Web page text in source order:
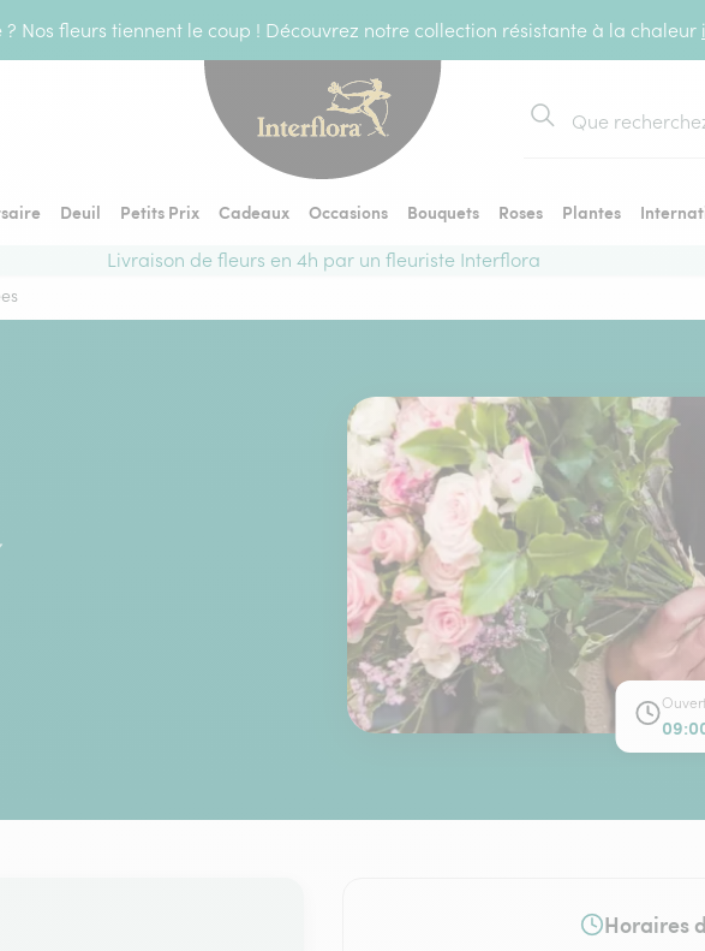
? Nos fleurs tiennent le coup ! Découvrez notre collection résistante à la chaleur
Rechercher
Deuil Petits Prix Cadeaux Occasions Bouquets Roses Plantes
Livraison de fleurs en 4h par un fleuriste Interflora
Horaires